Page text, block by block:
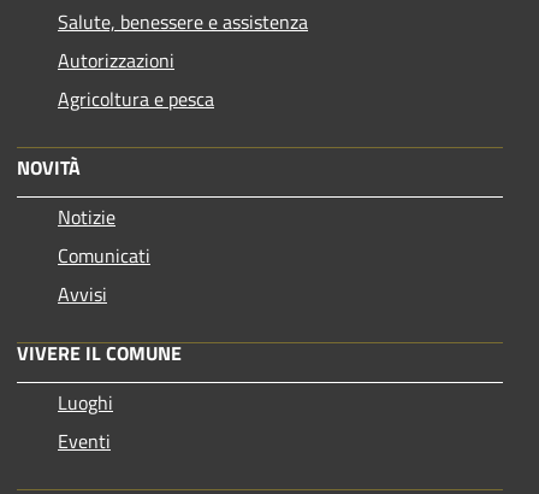
Salute, benessere e assistenza
Autorizzazioni
Agricoltura e pesca
NOVITÀ
Notizie
Comunicati
Avvisi
VIVERE IL COMUNE
Luoghi
Eventi